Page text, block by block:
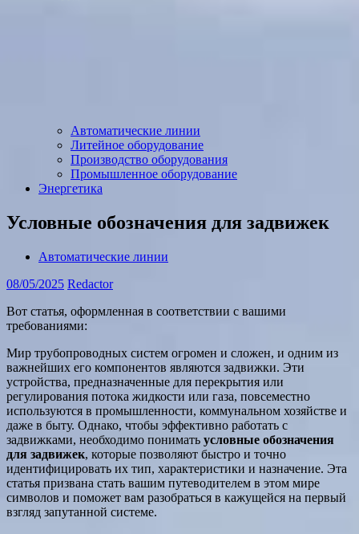
Автоматические линии
Литейное оборудование
Производство оборудования
Промышленное оборудование
Энергетика
Условные обозначения для задвижек
Автоматические линии
08/05/2025 Redactor
Вот статья, оформленная в соответствии с вашими
требованиями:
Мир трубопроводных систем огромен и сложен, и одним из
важнейших его компонентов являются задвижки. Эти
устройства, предназначенные для перекрытия или
регулирования потока жидкости или газа, повсеместно
используются в промышленности, коммунальном хозяйстве и
даже в быту. Однако, чтобы эффективно работать с
задвижками, необходимо понимать условные обозначения
для задвижек, которые позволяют быстро и точно
идентифицировать их тип, характеристики и назначение. Эта
статья призвана стать вашим путеводителем в этом мире
символов и поможет вам разобраться в кажущейся на первый
взгляд запутанной системе.